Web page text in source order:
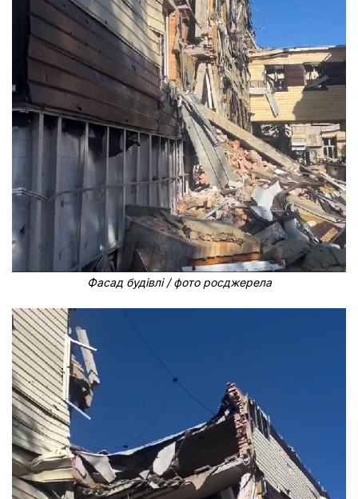
Фасад будівлі / фото росджерела